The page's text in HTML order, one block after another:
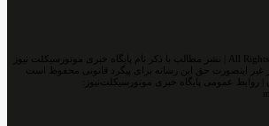
All Rights Reserved, © Copyright 2021 | نشر مطالب با ذکر نام پایگاه خبری موتورسیکلت نیوز
غیر اینصورت حق این رسانه برای پیگرد قانونی محفوظ است
عمومی پایگاه خبری موتورسیکلت‌نیوز: